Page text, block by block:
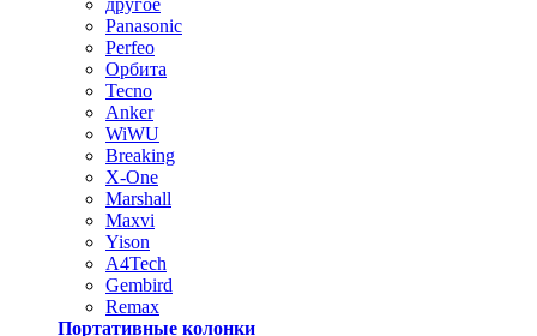
другое
Panasonic
Perfeo
Орбита
Tecno
Anker
WiWU
Breaking
X-One
Marshall
Maxvi
Yison
A4Tech
Gembird
Remax
Портативные колонки